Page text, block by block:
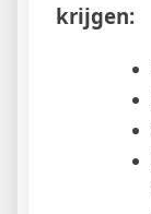
krijgen: